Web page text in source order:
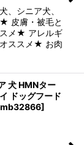
、シニア犬、
皮膚・被毛と
メ★ アレルギ
ススメ★ お肉
犬 HMNター
ドッグフード
]